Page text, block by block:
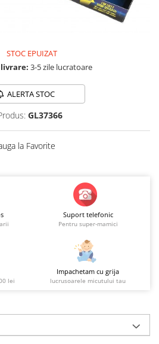
STOC EPUIZAT
3-5 zile lucratoare
ALERTA STOC
GL37366
la Favorite
Suport telefonic
Pentru super-mamici
lei
Impachetam cu grija
lucrusoarele micutului tau